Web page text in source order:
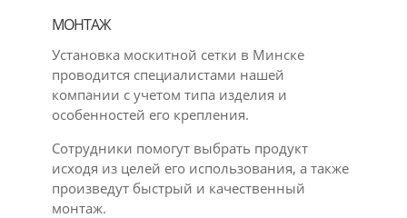
МОНТАЖ
Установка москитной сетки в Минске
проводится специалистами нашей
компании с учетом типа изделия и
особенностей его крепления.
Сотрудники помогут выбрать продукт
исходя из целей его использования, а также
произведут быстрый и качественный
монтаж.